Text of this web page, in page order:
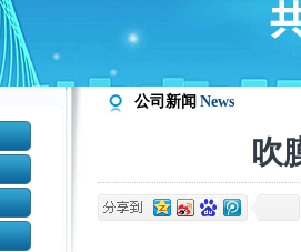
公司新闻 News
吹